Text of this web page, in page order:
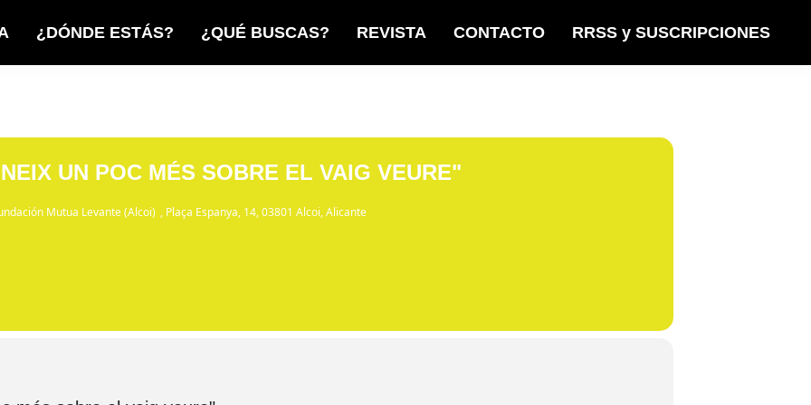
¿DÓNDE ESTÁS? ¿QUÉ BUSCAS? REVISTA CONTACTO RRSS y SUSCRIPCIONES
UN POC MÉS SOBRE EL VAIG VEURE"
Mutua Levante (Alcoi) , Plaça Espanya, 14, 03801 Alcoi, Alicante